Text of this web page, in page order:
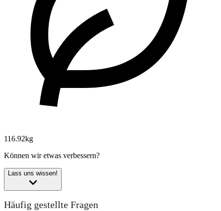
116.92kg
Können wir etwas verbessern?
Lass uns wissen!
Häufig gestellte Fragen